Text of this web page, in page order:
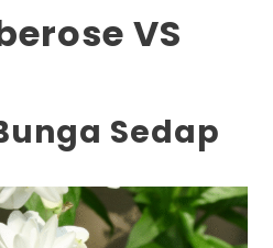
VS
Sedap